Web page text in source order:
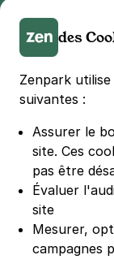
Réserver
Parking LDLC
Parking Stade
Parking
Parking
Parking Bercy
Parking La
Parking Les 4
Parking Nation
Parking Porte de
Parking Lille
des
Zenpark
suivantes :
Assurer le
site. Ces
pas être
Évaluer
site
Mesurer,
campagnes